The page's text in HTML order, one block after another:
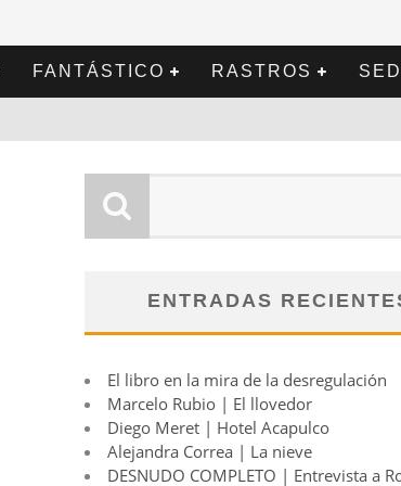
FANTÁSTICO RASTROS
ENTRADAS
El libro en la mira de la desregulación
Marcelo Rubio | El llovedor
Diego Meret | Hotel Acapulco
Alejandra Correa | La nieve
DESNUDO COMPLETO | Entrevista a